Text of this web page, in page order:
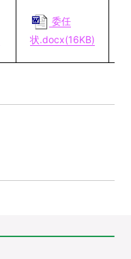
委任
状.docx(16KB)